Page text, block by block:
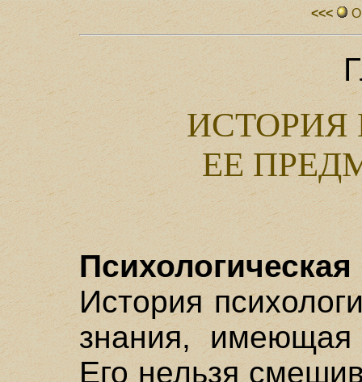
<<<
ИСТОРИЯ
ЕЕ
История
знания, имеющая
Его нельзя